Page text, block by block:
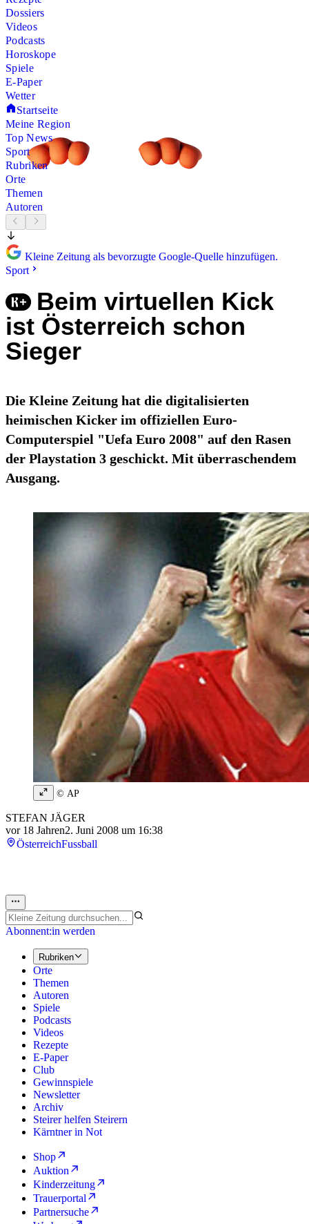
Dossiers
Videos
Podcasts
Horoskope
Spiele
E-Paper
Wetter
Startseite
Meine Region
Top News
Sport
Rubriken
Orte
Themen
Autoren
Kleine Zeitung als bevorzugte Google-Quelle hinzufügen.
Sport
Beim virtuellen Kick
ist Österreich schon
Sieger
Die Kleine Zeitung hat die digitalisierten
heimischen Kicker im offiziellen Euro-
Computerspiel "Uefa Euro 2008" auf den Rasen
der Playstation 3 geschickt. Mit überraschendem
Ausgang.
© AP
STEFAN JÄGER
vor 18 Jahren2. Juni 2008 um 16:38
ÖsterreichFussball
Abonnent:in werden
Rubriken
Orte
Themen
Autoren
Spiele
Podcasts
Videos
Rezepte
E-Paper
Club
Gewinnspiele
Newsletter
Archiv
Steirer helfen Steirern
Kärntner in Not
Shop
Auktion
Kinderzeitung
Trauerportal
Partnersuche